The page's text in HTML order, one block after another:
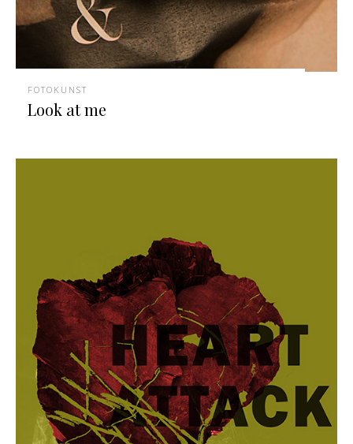
FOTOKUNST
Look at me